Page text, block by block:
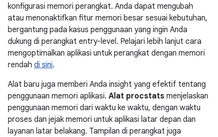
konfigurasi memori perangkat. Anda dapat mengubah
atau menonaktifkan fitur memori besar sesuai kebutuhan,
bergantung pada kasus penggunaan yang ingin Anda
dukung di perangkat entry-level. Pelajari lebih lanjut cara
mengoptimalkan aplikasi untuk perangkat dengan memori
rendah di sini.
Alat baru juga memberi Anda insight yang efektif tentang
penggunaan memori aplikasi. Alat procstats menjelaskan
penggunaan memori dari waktu ke waktu, dengan waktu
proses dan jejak memori untuk aplikasi latar depan dan
layanan latar belakang. Tampilan di perangkat juga